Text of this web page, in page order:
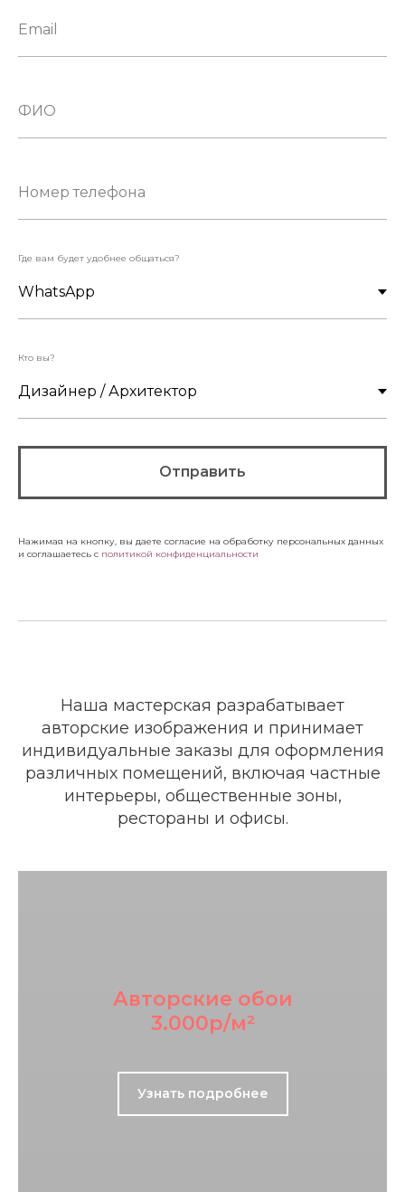
Где вам будет удобнее общаться?
Кто вы?
Отправить
Нажимая на кнопку, вы даете согласие на обработку персональных данных
и соглашаетесь c политикой конфиденциальности
Наша мастерская разрабатывает
авторские изображения и принимает
индивидуальные заказы для оформления
различных помещений, включая частные
интерьеры, общественные зоны,
рестораны и офисы.
Авторские обои
3.000р/м²
Узнать подробнее